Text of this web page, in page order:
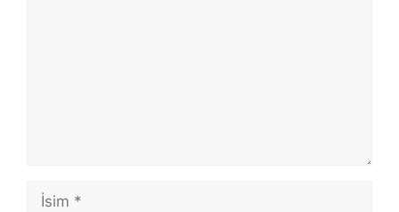
İsim